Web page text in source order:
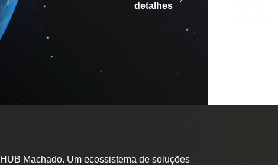
detalhes
HUB Machado. Um ecossistema de soluções